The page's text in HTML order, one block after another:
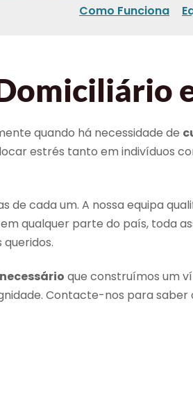
Como Funciona
quando há necessidade de
estrés tanto em indivíduos
de cada um. A nossa equipa
qualquer parte do país, toda
que construímos um
Contacte-nos para saber